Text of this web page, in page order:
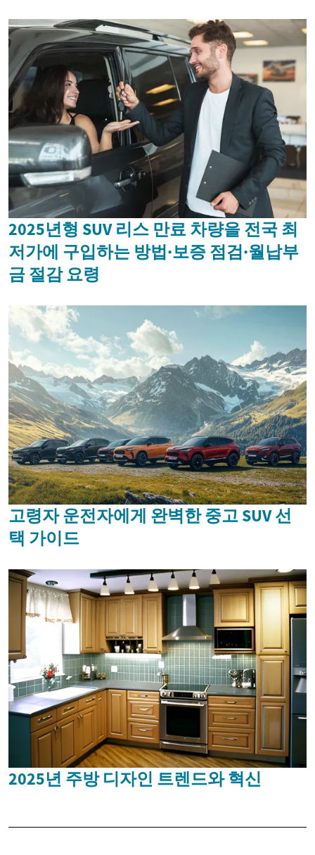
2025년형 SUV 리스 만료 차량을 전국 최
저가에 구입하는 방법·보증 점검·월납부
금 절감 요령
고령자 운전자에게 완벽한 중고 SUV 선
택 가이드
2025년 주방 디자인 트렌드와 혁신